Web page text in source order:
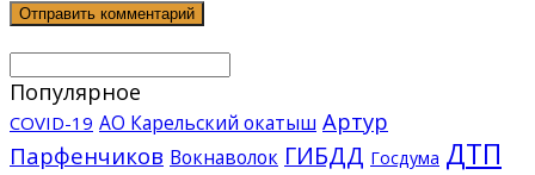
Популярное
COVID-19 АО Карельский окатыш Артур
Парфенчиков Вокнаволок ГИБДД Госдума ДТП